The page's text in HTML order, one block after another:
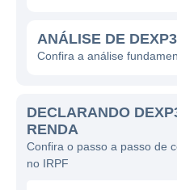
energético. Ao
avançadas para
empresas, mas
diminuição do
ao uso de energia.
ANÁLISE DE DEXP3
Confira a análise
DECLARANDO
RENDA
Confira o passo a passo de
no IRPF